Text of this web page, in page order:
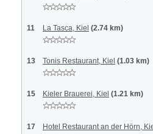
11 La Tasca, Kiel (2.74 km)
13 Tonis Restaurant, Kiel (1.03 km)
15 Kieler Brauerei, Kiel (1.21 km)
17 Hotel Restaurant an der Hörn,